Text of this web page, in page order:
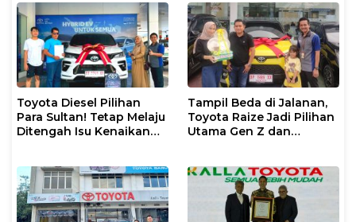
Toyota Diesel Pilihan
Para Sultan! Tetap Melaju
Ditengah Isu Kenaikan
Tampil Beda di Jalanan,
Toyota Raize Jadi Pilihan
Utama Gen Z dan